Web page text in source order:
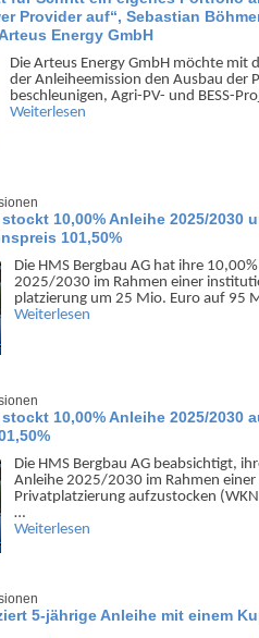
Provider auf“, Sebastian
Energy GmbH
Die Arteus Energy GmbH möchte mit
der Anleihe­emission den Ausbau der
beschleu­nigen, Agri-PV- und BESS-
Weiterlesen
10,00% Anleihe 2025/2030
101,50%
Die HMS Bergbau AG hat ihre
2025/2030 im Rahmen einer
platzierung um 25 Mio. Euro auf 95
Weiterlesen
10,00% Anleihe 2025/2030
Die HMS Bergbau AG beab­sichtigt,
Anleihe 2025/2030 im Rahmen
Privat­platzierung aufzu­stocken
…
Weiterlesen
5-jährige Anleihe mit einem